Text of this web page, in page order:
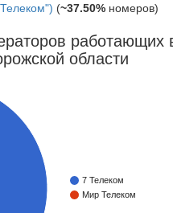
(~37.50%номеров)
работающих
области
7 Телеком
Мир Телеком